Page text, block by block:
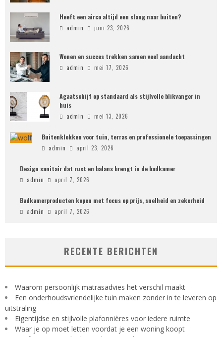
Heeft een airco altijd een slang naar buiten?
admin juni 23, 2026
Wonen en succes trekken samen veel aandacht
admin mei 17, 2026
Agaatschijf op standaard als stijlvolle blikvanger in
huis
admin mei 13, 2026
Buitenklokken voor tuin, terras en professionele toepassingen
admin april 23, 2026
Design sanitair dat rust en balans brengt in de badkamer
admin april 7, 2026
Badkamerproducten kopen met focus op prijs, snelheid en zekerheid
admin april 7, 2026
RECENTE BERICHTEN
Waarom persoonlijk matrasadvies het verschil maakt
Een onderhoudsvriendelijke tuin maken zonder in te leveren op
uitstraling
Eigentijdse en stijlvolle plafonnières voor iedere ruimte
Waar je op moet letten voordat je een woning koopt